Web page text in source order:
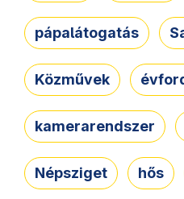
pápalátogatás
Közművek
kamerarendszer
Népsziget hős